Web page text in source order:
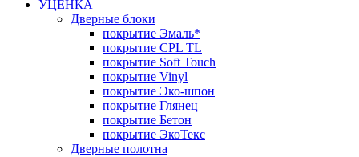
УЦЕНКА
Дверные блоки
покрытие Эмаль*
покрытие CPL TL
покрытие Soft Touch
покрытие Vinyl
покрытие Эко-шпон
покрытие Глянец
покрытие Бетон
покрытие ЭкоТекс
Дверные полотна